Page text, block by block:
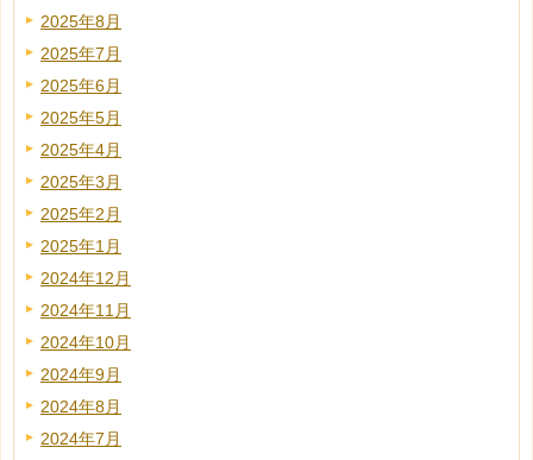
2025年8月
2025年7月
2025年6月
2025年5月
2025年4月
2025年3月
2025年2月
2025年1月
2024年12月
2024年11月
2024年10月
2024年9月
2024年8月
2024年7月